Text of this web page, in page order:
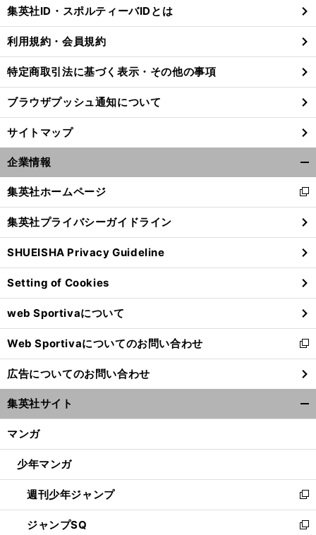
る
集英社ID・スポルティーバIDとは
利用規約・会員規約
特定商取引法に基づく表示・その他の事項
ブラウザプッシュ通知について
サイトマップ
企業情報
閉
る
集英社ホームページ
新
し
い
ウ
ィ
ン
ド
ウ
で
開
く
集英社プライバシーガイドライン
SHUEISHA Privacy Guideline
Setting of Cookies
web Sportivaについて
Web Sportivaについてのお問い合わせ
新
し
い
ウ
ィ
ン
ウ
開
く
広告についてのお問い合わせ
集英社サイト
マンガ
少年マンガ
週刊少年ジャンプ
新
し
い
ジャンプSQ
新